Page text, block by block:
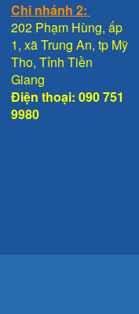
Chi nhánh 2:
202 Phạm Hùng, ấp
1, xã Trung An, tp Mỹ
Tho, Tỉnh Tiền
Giang
Điện thoại: 090 751
9980